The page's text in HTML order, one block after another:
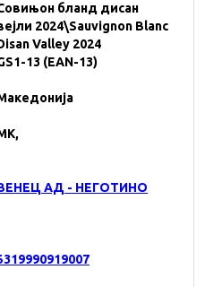
бланд дисан
2024\Sauvignon Blanc
Valley 2024
13 (EAN-13)
АД - НЕГОТИНО